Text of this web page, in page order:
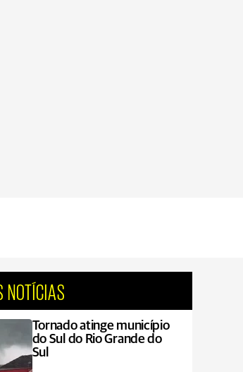
NOTÍCIAS
Tornado atinge município
do Sul do Rio Grande do
Sul